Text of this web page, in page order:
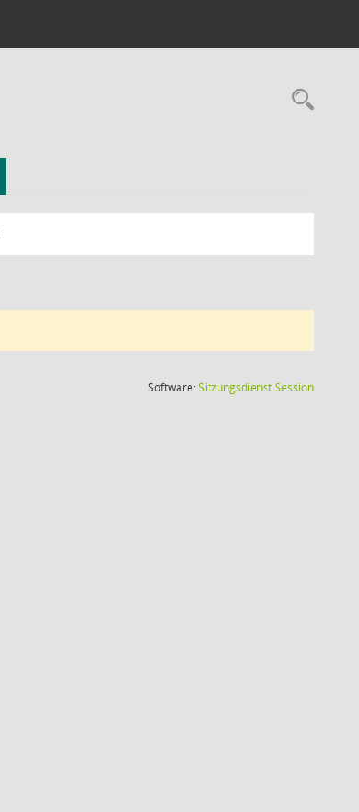
Software:SitzungsdienstSession(Wird in